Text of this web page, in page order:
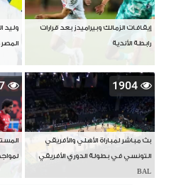
إيقافات الزمالك وبيراميدز بعد قرارات
رابطة الأندية
وليد
1904
بث مباشر لمباراة الأهلي والأفريقي
التونسي في بطولة الدوري الأفريقي
BAL